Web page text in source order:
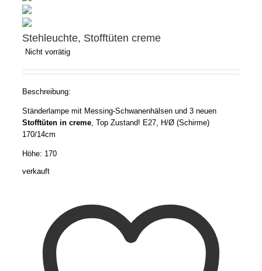
Stehleuchte, Stofftüten creme
Nicht vorrätig
Beschreibung:
Ständerlampe mit Messing-Schwanenhälsen und 3 neuen
Stofftüten in creme , Top Zustand! E27, H/Ø (Schirme)
170/14cm
Höhe: 170
verkauft